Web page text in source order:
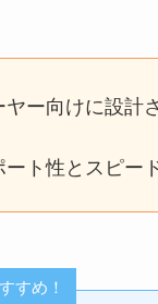
ヤー向けに設計
ート性とスピー
すめ！